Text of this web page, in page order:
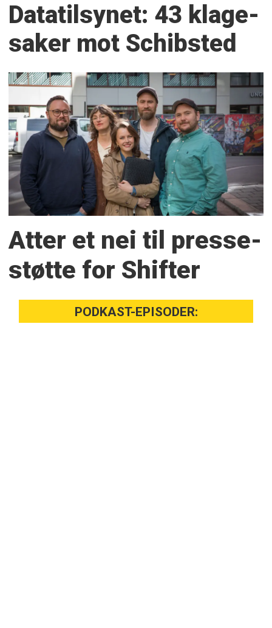
Datatilsynet: 43 klage­
saker mot Schibsted
Atter et nei til presse­
støtte for Shifter
PODKAST-EPISODER: